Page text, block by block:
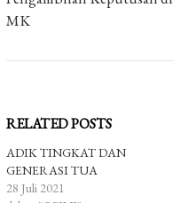
MK
RELATED POSTS
ADIK TINGKAT DAN
GENERASI TUA
28 Juli 2021